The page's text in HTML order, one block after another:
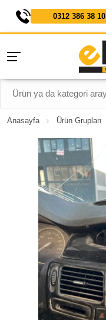
0312 386 38 10
Anasayfa Ürün Grupları